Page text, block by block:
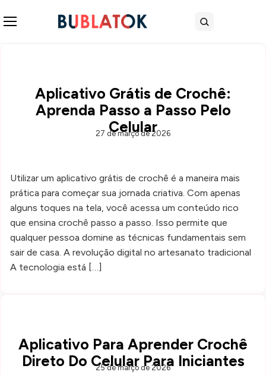
Buscar
Aplicativo Grátis de Crochê:
Aprenda Passo a Passo Pelo
Celular
27 de março de 2026
Utilizar um aplicativo grátis de crochê é a maneira mais
prática para começar sua jornada criativa. Com apenas
alguns toques na tela, você acessa um conteúdo rico
que ensina crochê passo a passo. Isso permite que
qualquer pessoa domine as técnicas fundamentais sem
sair de casa. A revolução digital no artesanato tradicional
A tecnologia está […]
Aplicativo Para Aprender Crochê
Direto Do Celular Para Iniciantes
25 de março de 2026